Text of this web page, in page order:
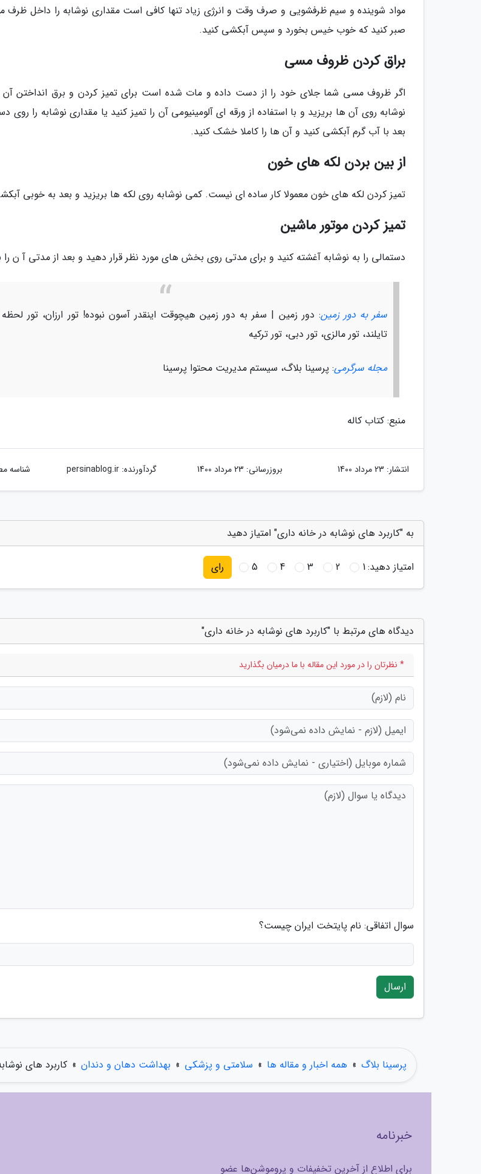
مواد شوینده و سیم ظرفشویی و صرف وقت و انرژی زیاد تنها کافی است مقداری نوشابه را داخل ظرف
صبر کنید که خوب خیس بخورد و سپس آبکشی کنید.
براق کردن ظروف مسی
اگر ظروف مسی شما جلای خود را از دست داده و مات شده است برای تمیز کردن و برق انداختن
نوشابه روی آن ها بریزید و با استفاده از ورقه ای آلومینیومی آن را تمیز کنید یا مقداری نوشابه را روی
بعد با آب گرم آبکشی کنید و آن ها را کاملا خشک کنید.
از بین بردن لکه های خون
تمیز کردن لکه های خون معمولا کار ساده ای نیست. کمی نوشابه روی لکه ها بریزید و بعد به خوبی
تمیز کردن موتور ماشین
دستمالی را به نوشابه آغشته کنید و برای مدتی روی بخش های مورد نظر قرار دهید و بعد از مدتی آ ن را
سفر به دور زمین: دور زمین | سفر به دور زمین هیچوقت اینقدر آسون نبوده! تور ارزان، تور لحظه
تایلند، تور مالزی، تور دبی، تور ترکیه
مجله سرگرمی: پرسینا بلاگ، سیستم مدیریت محتوا پرسینا
منبع: کتاب کاله
انتشار: 23 مرداد 1400 بروزرسانی: 23 مرداد 1400 گردآورنده:persinablog.ir شناسه
به "کاربرد های نوشابه در خانه داری" امتیاز دهید
امتیاز دهید:1
2
3
4
5 رای
دیدگاه های مرتبط با "کاربرد های نوشابه در خانه داری"
* نظرتان را در مورد این مقاله با ما درمیان بگذارید
سوال اتفاقی: نام پایتخت ایران چیست؟
ارسال
پرسینا بلاگ » همه اخبار و مقاله ها » سلامتی و پزشکی » بهداشت دهان و دندان » کاربرد های
خبرنامه
برای اطلاع از آخرین تخفیفات و پروموشن‌ها عضو